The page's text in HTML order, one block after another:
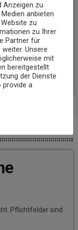
Koblenz
Pflichtfelder sind
Anzeigen zu
anbieten
zu
zu Ihrer
Partner für
Unsere
mit
bereitgestellt
der Dienste
provide a